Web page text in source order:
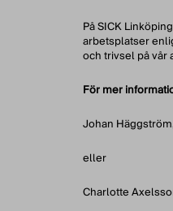
På SICK
arbetsplatser
och trivsel på vår
För mer
Johan
eller
Charlotte